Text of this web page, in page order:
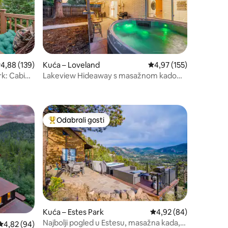
ocjena: 4,88/5, recenzija: 139
4,88 (139)
Cabin
Kuća – Loveland Prosječna ocjena:
4,97 (155)
Lakeview Hideaway s masažnom kadom i
ocjena: 4,82/5, recenzija: 94
4,82 (94)
Među najviše rangiranima s oznakom „Odabrali gosti”
Odabrali gosti
Kuća – Estes Park Prosječna ocjena:
4,92 (84)
Najbolji pogled u Estesu, masažna kada,